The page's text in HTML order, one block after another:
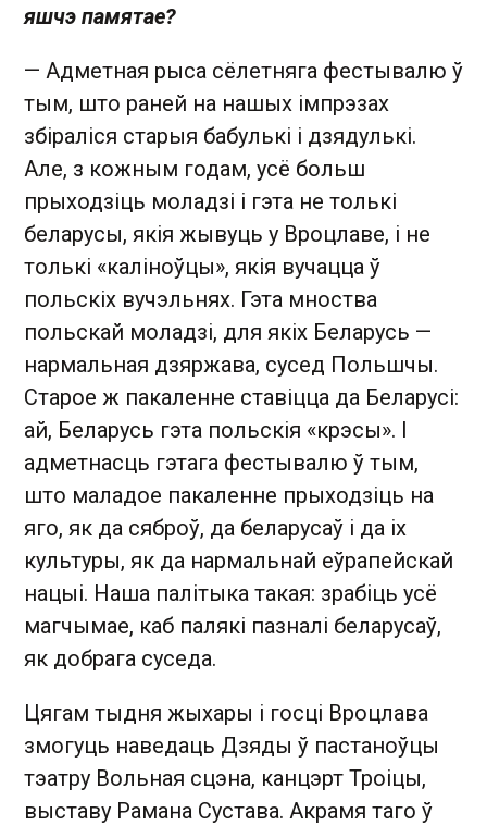
яшчэ памятае?
— Адметная рыса сёлетняга фестывалю ў
тым, што раней на нашых імпрэзах
збіраліся старыя бабулькі і дзядулькі.
Але, з кожным годам, усё больш
прыходзіць моладзі і гэта не толькі
беларусы, якія жывуць у Вроцлаве, і не
толькі «каліноўцы», якія вучацца ў
польскіх вучэльнях. Гэта мноства
польскай моладзі, для якіх Беларусь —
нармальная дзяржава, сусед Польшчы.
Старое ж пакаленне ставіцца да Беларусі:
ай, Беларусь гэта польскія «крэсы». І
адметнасць гэтага фестывалю ў тым,
што маладое пакаленне прыходзіць на
яго, як да сяброў, да беларусаў і да іх
культуры, як да нармальнай еўрапейскай
нацыі. Наша палітыка такая: зрабіць усё
магчымае, каб палякі пазналі беларусаў,
як добрага суседа.
Цягам тыдня жыхары і госці Вроцлава
змогуць наведаць Дзяды ў пастаноўцы
тэатру Вольная сцэна, канцэрт Троіцы,
выставу Рамана Сустава. Акрамя таго ў